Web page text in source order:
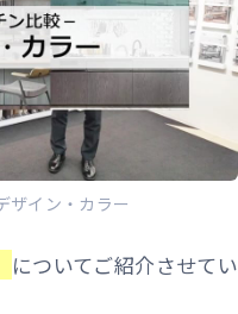
ザイン・カラー
についてご紹介させてい